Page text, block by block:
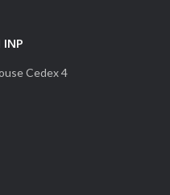
INP
Cedex 4